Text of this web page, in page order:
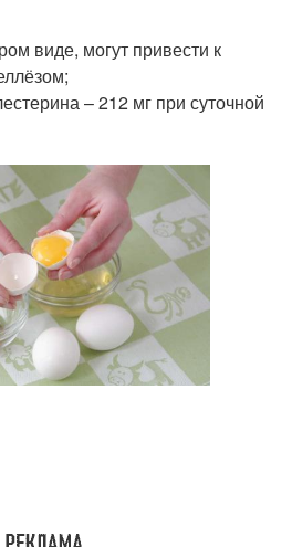
виде, могут привести к
– 212 мг при суточной